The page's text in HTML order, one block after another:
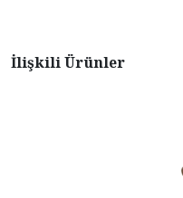
İlişkili Ürünler